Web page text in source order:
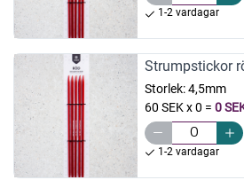
1-2 vardagar
Strumpstickor
Storlek:4,5mm
60 SEK x 0 = 0
1-2 vardagar